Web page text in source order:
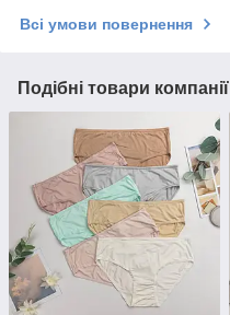
Всі умови повернення
Подібні товари компанії